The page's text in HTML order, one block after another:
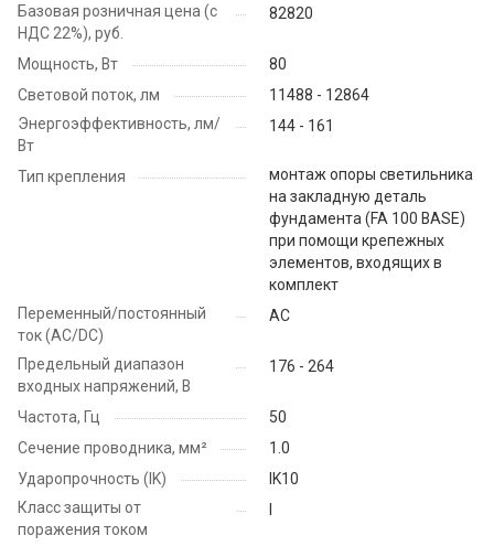
Базовая розничная цена (с
НДС 22%), руб.
82820
Мощность, Вт
80
Световой поток, лм
11488 - 12864
Энергоэффективность, лм/
Вт
144 - 161
Тип крепления
монтаж опоры светильника
на закладную деталь
фундамента (FA 100 BASE)
при помощи крепежных
элементов, входящих в
комплект
Переменный/постоянный
ток (AC/DC)
AC
Предельный диапазон
входных напряжений, В
176 - 264
Частота, Гц
50
Сечение проводника, мм²
1.0
Ударопрочность (IK)
IK10
Класс защиты от
поражения током